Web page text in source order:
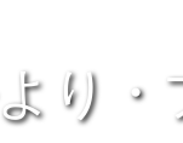
り・